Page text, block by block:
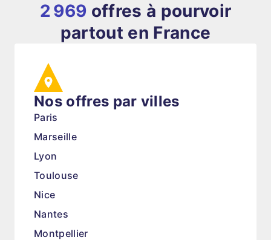
2 969 offres à pourvoir
partout en France
Nos offres par villes
Paris
Marseille
Lyon
Toulouse
Nice
Nantes
Montpellier